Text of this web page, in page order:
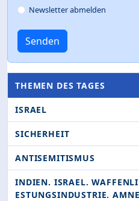
Newsletter abmelden
Senden
THEMEN DES TAGES
ISRAEL
SICHERHEIT
ANTISEMITISMUS
INDIEN. ISRAEL.
ESTUNGSINDUSTRIE.